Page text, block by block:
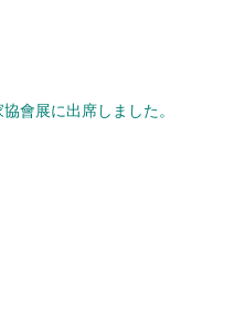
會展に出席しました。